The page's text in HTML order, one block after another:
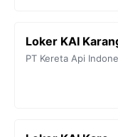
Loker KAI
PT Kereta Api